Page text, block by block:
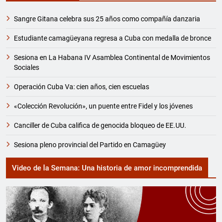
Sangre Gitana celebra sus 25 años como compañía danzaria
Estudiante camagüeyana regresa a Cuba con medalla de bronce
Sesiona en La Habana IV Asamblea Continental de Movimientos
Sociales
Operación Cuba Va: cien años, cien escuelas
«Colección Revolución», un puente entre Fidel y los jóvenes
Canciller de Cuba califica de genocida bloqueo de EE.UU.
Sesiona pleno provincial del Partido en Camagüey
Video de la Semana: Una historia de amor incomprendida